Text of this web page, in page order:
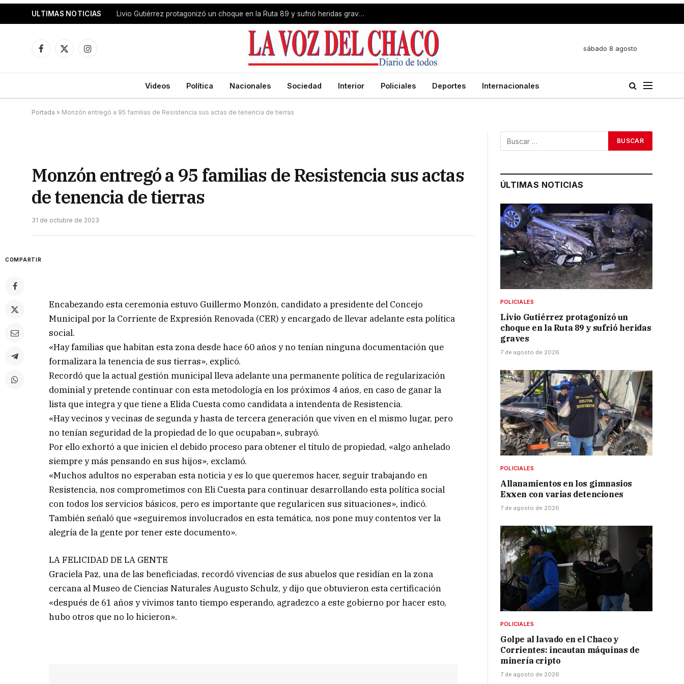
ULTIMAS NOTICIAS Livio Gutiérrez protagonizó un choque en la Ruta 89 y sufrió heridas graves
Facebook
X
Instagram
sábado 8 agosto
Videos Política Nacionales Sociedad Interior Policiales Deportes Internacionales
Portada » Monzón entregó a 95 familias de Resistencia sus actas de tenencia de tierras
Monzón entregó a 95 familias de Resistencia sus actas
de tenencia de tierras
31 de octubre de 2023
COMPARTIR
Encabezando esta ceremonia estuvo Guillermo Monzón, candidato a presidente del Concejo
Municipal por la Corriente de Expresión Renovada (CER) y encargado de llevar adelante esta política
social.
«Hay familias que habitan esta zona desde hace 60 años y no tenían ninguna documentación que
formalizara la tenencia de sus tierras», explicó.
Recordó que la actual gestión municipal lleva adelante una permanente política de regularización
dominial y pretende continuar con esta metodología en los próximos 4 años, en caso de ganar la
lista que integra y que tiene a Elida Cuesta como candidata a intendenta de Resistencia.
«Hay vecinos y vecinas de segunda y hasta de tercera generación que viven en el mismo lugar, pero
no tenían seguridad de la propiedad de lo que ocupaban», subrayó.
Por ello exhortó a que inicien el debido proceso para obtener el título de propiedad, «algo anhelado
siempre y más pensando en sus hijos», exclamó.
«Muchos adultos no esperaban esta noticia y es lo que queremos hacer, seguir trabajando en
Resistencia, nos comprometimos con Eli Cuesta para continuar desarrollando esta política social
con todos los servicios básicos, pero es importante que regularicen sus situaciones», indicó.
También señaló que «seguiremos involucrados en esta temática, nos pone muy contentos ver la
alegría de la gente por tener este documento».
LA FELICIDAD DE LA GENTE
Graciela Paz, una de las beneficiadas, recordó vivencias de sus abuelos que residían en la zona
cercana al Museo de Ciencias Naturales Augusto Schulz, y dijo que obtuvieron esta certificación
«después de 61 años y vivimos tanto tiempo esperando, agradezco a este gobierno por hacer esto,
hubo otros que no lo hicieron».
ÚLTIMAS NOTICIAS
POLICIALES
Livio Gutiérrez protagonizó un
choque en la Ruta 89 y sufrió heridas
graves
7 de agosto de 2026
POLICIALES
Allanamientos en los gimnasios
Exxen con varias detenciones
7 de agosto de 2026
POLICIALES
Golpe al lavado en el Chaco y
Corrientes: incautan máquinas de
minería cripto
7 de agosto de 2026